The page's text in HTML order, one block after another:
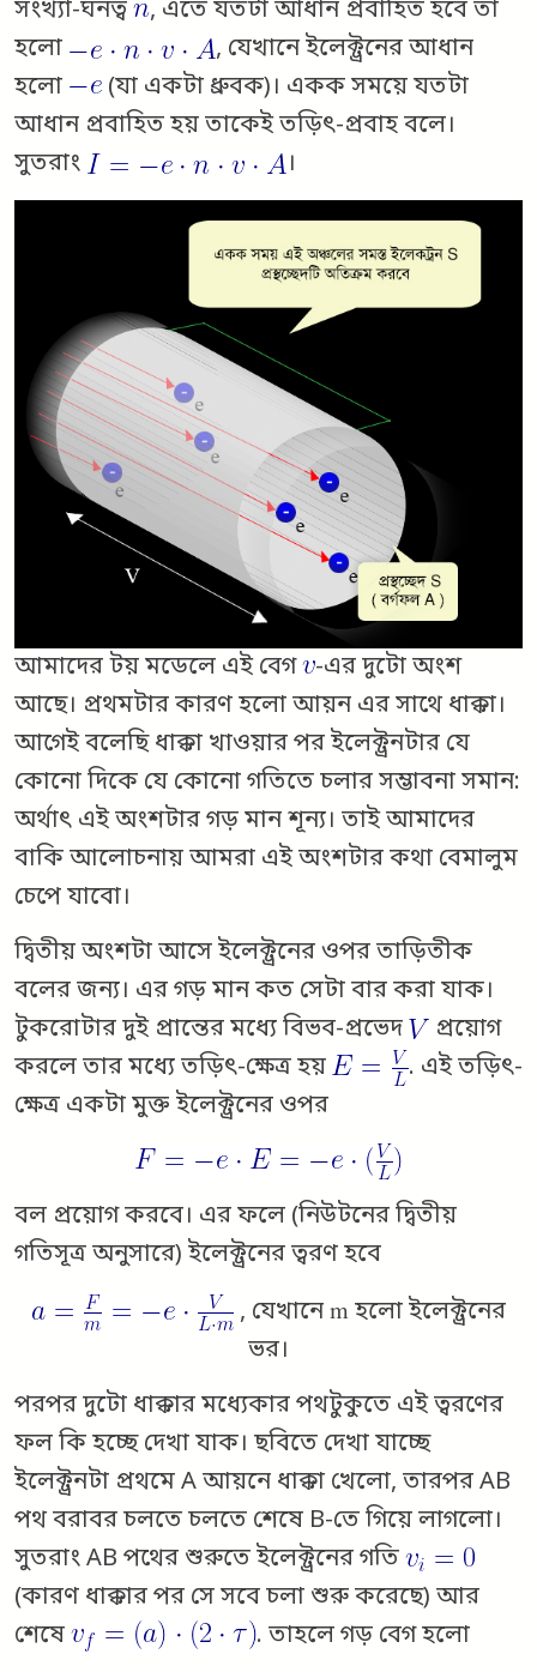
সংখ্যা-ঘনত্ব
, এতে যতটা আধান প্রবাহিত হবে তা
হলো
, যেখানে ইলেক্ট্রনের আধান
হলো
(যা একটা ধ্রুবক)। একক সময়ে যতটা
আধান প্রবাহিত হয় তাকেই তড়িৎ-প্রবাহ বলে।
সুতরাং
।
আমাদের টয় মডেলে এই বেগ
-এর দুটো অংশ
আছে। প্রথমটার কারণ হলো আয়ন এর সাথে ধাক্কা।
আগেই বলেছি ধাক্কা খাওয়ার পর ইলেক্ট্রনটার যে
কোনো দিকে যে কোনো গতিতে চলার সম্ভাবনা সমান:
অর্থাৎ এই অংশটার গড় মান শূন্য। তাই আমাদের
বাকি আলোচনায় আমরা এই অংশটার কথা বেমালুম
চেপে যাবো।
দ্বিতীয় অংশটা আসে ইলেক্ট্রনের ওপর তাড়িতীক
বলের জন্য। এর গড় মান কত সেটা বার করা যাক।
টুকরোটার দুই প্রান্তের মধ্যে বিভব-প্রভেদ
প্রয়োগ
করলে তার মধ্যে তড়িৎ-ক্ষেত্র হয়
. এই তড়িৎ-
ক্ষেত্র একটা মুক্ত ইলেক্ট্রনের ওপর
বল প্রয়োগ করবে। এর ফলে (নিউটনের দ্বিতীয়
গতিসূত্র অনুসারে) ইলেক্ট্রনের ত্বরণ হবে
, যেখানেmহলো ইলেক্ট্রনের
ভর।
পরপর দুটো ধাক্কার মধ্যেকার পথটুকুতে এই ত্বরণের
ফল কি হচ্ছে দেখা যাক। ছবিতে দেখা যাচ্ছে
ইলেক্ট্রনটা প্রথমে A আয়নে ধাক্কা খেলো, তারপর AB
পথ বরাবর চলতে চলতে শেষে B-তে গিয়ে লাগলো।
সুতরাং AB পথের শুরুতে ইলেক্ট্রনের গতি
(কারণ ধাক্কার পর সে সবে চলা শুরু করেছে) আর
শেষে
. তাহলে গড় বেগ হলো